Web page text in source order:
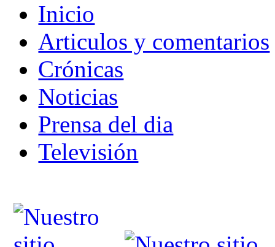
Inicio
Articulos y comentarios
Crónicas
Noticias
Prensa del dia
Televisión